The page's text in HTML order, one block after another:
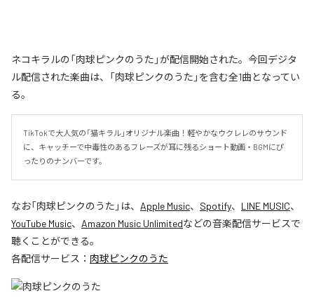
ネコキラルの「肉球ピンクのうた」が配信開始された。今回デジタ
ル配信された楽曲は、「肉球ピンクのうた」を含む全1曲となってい
る。
TikTokで大人気の「猫キラル」オリジナル楽曲！軽やかなウクレレのサウンド
に、キャッチーで中毒性のあるフレーズが耳に残るショート動画・BGMにぴ
ったりのナンバーです。
なお「肉球ピンクのうた 」は、 Apple Music、 Spotify、 LINE MUSIC、
YouTube Music、 Amazon Music Unlimitedなどの音楽配信サービスで
聴くことができる。
各配信サービス： 肉球ピンクのうた